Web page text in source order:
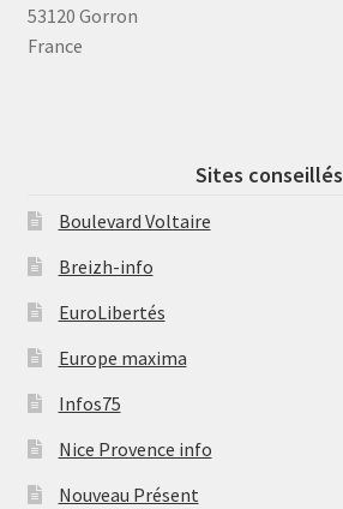
53120 Gorron
France
Sites conseillés
Boulevard Voltaire
Breizh-info
EuroLibertés
Europe maxima
Infos75
Nice Provence info
Nouveau Présent